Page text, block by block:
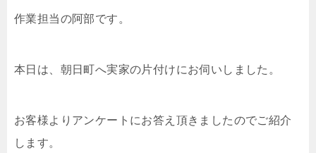
作業担当の阿部です。
本日は、朝日町へ実家の片付けにお伺いしました。
お客様よりアンケートにお答え頂きましたのでご紹介
します。